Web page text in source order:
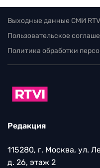
Выходные данные СМИ
Пользовательское
Политика обработки
Редакция
115280, г. Москва, ул.
д. 26, этаж 2